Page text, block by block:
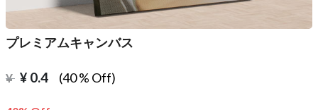
プレミアムキャンバス
¥ ¥ 0.4 (40 % Off)